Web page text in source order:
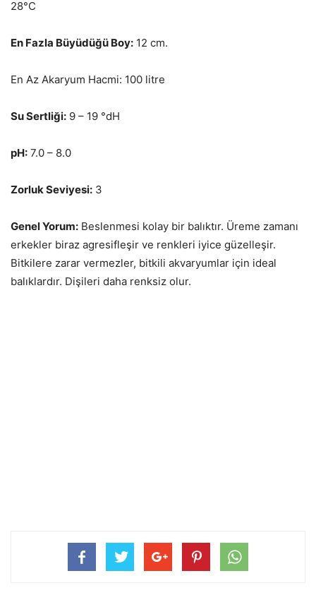
28°C
En Fazla Büyüdüğü Boy: 12 cm.
En Az Akaryum Hacmi: 100 litre
Su Sertliği: 9 – 19 °dH
pH: 7.0 – 8.0
Zorluk Seviyesi: 3
Genel Yorum: Beslenmesi kolay bir balıktır. Üreme zamanı
erkekler biraz agresifleşir ve renkleri iyice güzelleşir.
Bitkilere zarar vermezler, bitkili akvaryumlar için ideal
balıklardır. Dişileri daha renksiz olur.